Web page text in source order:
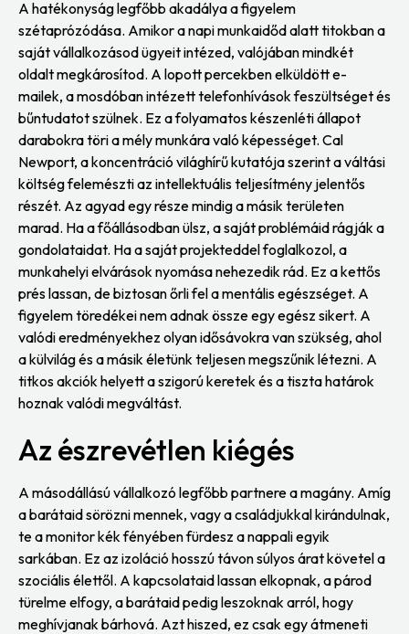
A hatékonyság legfőbb akadálya a figyelem
szétaprózódása. Amikor a napi munkaidőd alatt titokban a
saját vállalkozásod ügyeit intézed, valójában mindkét
oldalt megkárosítod. A lopott percekben elküldött e-
mailek, a mosdóban intézett telefonhívások feszültséget és
bűntudatot szülnek. Ez a folyamatos készenléti állapot
darabokra töri a mély munkára való képességet. Cal
Newport, a koncentráció világhírű kutatója szerint a váltási
költség felemészti az intellektuális teljesítmény jelentős
részét. Az agyad egy része mindig a másik területen
marad. Ha a főállásodban ülsz, a saját problémáid rágják a
gondolataidat. Ha a saját projekteddel foglalkozol, a
munkahelyi elvárások nyomása nehezedik rád. Ez a kettős
prés lassan, de biztosan őrli fel a mentális egészséget. A
figyelem töredékei nem adnak össze egy egész sikert. A
valódi eredményekhez olyan idősávokra van szükség, ahol
a külvilág és a másik életünk teljesen megszűnik létezni. A
titkos akciók helyett a szigorú keretek és a tiszta határok
hoznak valódi megváltást.
Az észrevétlen kiégés
A másodállású vállalkozó legfőbb partnere a magány. Amíg
a barátaid sörözni mennek, vagy a családjukkal kirándulnak,
te a monitor kék fényében fürdesz a nappali egyik
sarkában. Ez az izoláció hosszú távon súlyos árat követel a
szociális élettől. A kapcsolataid lassan elkopnak, a párod
türelme elfogy, a barátaid pedig leszoknak arról, hogy
meghívjanak bárhová. Azt hiszed, ez csak egy átmeneti